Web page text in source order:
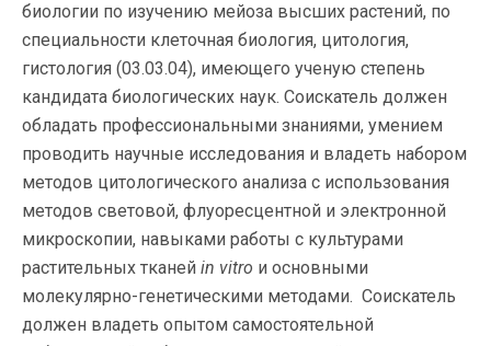
биологии по изучению мейоза высших растений, по
специальности клеточная биология, цитология,
гистология (03.03.04), имеющего ученую степень
кандидата биологических наук. Соискатель должен
обладать профессиональными знаниями, умением
проводить научные исследования и владеть набором
методов цитологического анализа с использования
методов световой, флуоресцентной и электронной
микроскопии, навыками работы с культурами
растительных тканей in vitro и основными
молекулярно-генетическими методами. Соискатель
должен владеть опытом самостоятельной